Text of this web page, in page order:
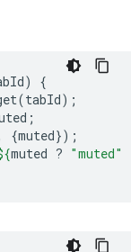
)
{
(tabId);
;
{muted});
muted ? "muted"